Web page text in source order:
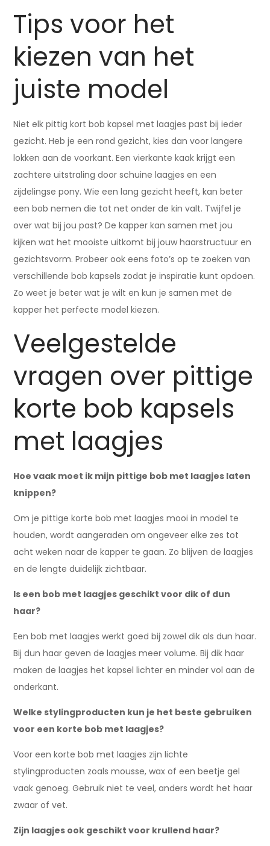
Tips voor het
kiezen van het
juiste model
Niet elk pittig kort bob kapsel met laagjes past bij ieder
gezicht. Heb je een rond gezicht, kies dan voor langere
lokken aan de voorkant. Een vierkante kaak krijgt een
zachtere uitstraling door schuine laagjes en een
zijdelingse pony. Wie een lang gezicht heeft, kan beter
een bob nemen die tot net onder de kin valt. Twijfel je
over wat bij jou past? De kapper kan samen met jou
kijken wat het mooiste uitkomt bij jouw haarstructuur en
gezichtsvorm. Probeer ook eens foto’s op te zoeken van
verschillende bob kapsels zodat je inspiratie kunt opdoen.
Zo weet je beter wat je wilt en kun je samen met de
kapper het perfecte model kiezen.
Veelgestelde
vragen over pittige
korte bob kapsels
met laagjes
Hoe vaak moet ik mijn pittige bob met laagjes laten
knippen?
Om je pittige korte bob met laagjes mooi in model te
houden, wordt aangeraden om ongeveer elke zes tot
acht weken naar de kapper te gaan. Zo blijven de laagjes
en de lengte duidelijk zichtbaar.
Is een bob met laagjes geschikt voor dik of dun
haar?
Een bob met laagjes werkt goed bij zowel dik als dun haar.
Bij dun haar geven de laagjes meer volume. Bij dik haar
maken de laagjes het kapsel lichter en minder vol aan de
onderkant.
Welke stylingproducten kun je het beste gebruiken
voor een korte bob met laagjes?
Voor een korte bob met laagjes zijn lichte
stylingproducten zoals mousse, wax of een beetje gel
vaak genoeg. Gebruik niet te veel, anders wordt het haar
zwaar of vet.
Zijn laagjes ook geschikt voor krullend haar?